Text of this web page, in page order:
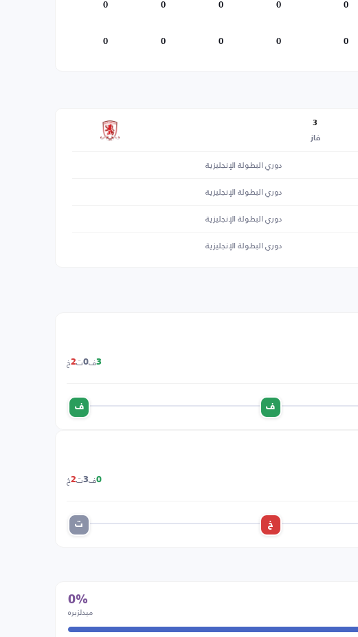
0
0
0
0
0
0
0
0
0
0
3
فاز
دوري البطولة الإنجليزية
دوري البطولة الإنجليزية
دوري البطولة الإنجليزية
دوري البطولة الإنجليزية
3ف0ت2خ
ف ف
0ف3ت2خ
خ ت
0%
ميدلزبره